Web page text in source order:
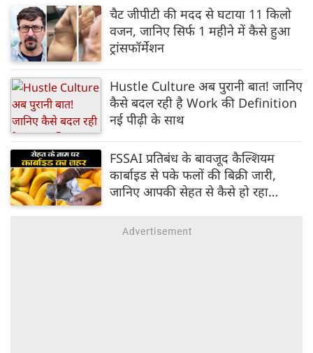
चैट जीपीटी की मदद से घटाया 11 किलो
वजन, जानिए सिर्फ 1 महीने में कैसे हुआ
ट्रांसफॉर्मेशन
Hustle Culture अब पुरानी बात! जानिए
कैसे बदल रही है Work की Definition
नई पीढ़ी के साथ
FSSAI प्रतिबंध के बावजूद कैल्शियम
कार्बाइड से पके फलों की बिक्री जारी,
जानिए आपकी सेहत से कैसे हो रहा